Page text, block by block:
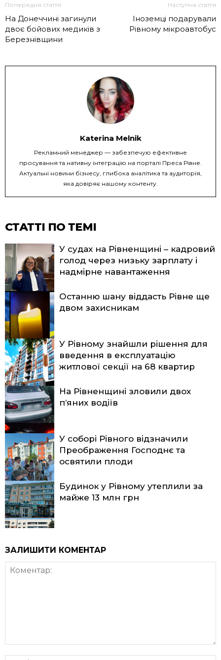
Попередня стаття
На Донеччині загинули
двоє бойових медиків з
Березнівщини
Наступна стаття
Іноземці подарували
Рівному мікроавтобус
Katerina Melnik
Рекламний менеджер — забезпечую ефективне
просування та нативну інтеграцію на порталі Преса Рівне.
Актуальні новини бізнесу, глибока аналітика та аудиторія,
яка довіряє нашому контенту.
СТАТТІ ПО ТЕМІ
У судах на Рівненщині – кадровий
голод через низьку зарплату і
надмірне навантаження
Останню шану віддасть Рівне ще
двом захисникам
У Рівному знайшли рішення для
введення в експлуатацію
житлової секції на 68 квартир
На Рівненщині зловили двох
п’яних водіїв
У соборі Рівного відзначили
Преображення Господнє та
освятили плоди
Будинок у Рівному утеплили за
майже 13 млн грн
ЗАЛИШИТИ КОМЕНТАР